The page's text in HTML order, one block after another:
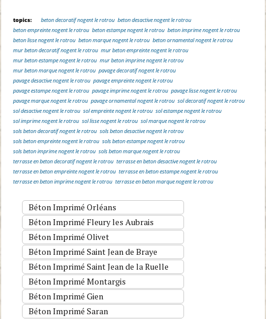
c
h
a
m
p
v
i
d
e
topics: beton decoratif nogent le rotrou beton desactive nogent le rotrou
beton empreinte nogent le rotrou beton estampe nogent le rotrou beton imprime nogent le rotrou
beton lisse nogent le rotrou beton marque nogent le rotrou beton ornamental nogent le rotrou
mur beton decoratif nogent le rotrou mur beton empreinte nogent le rotrou
mur beton estampe nogent le rotrou mur beton imprime nogent le rotrou
mur beton marque nogent le rotrou pavage decoratif nogent le rotrou
pavage desactive nogent le rotrou pavage empreinte nogent le rotrou
pavage estampe nogent le rotrou pavage imprime nogent le rotrou pavage lisse nogent le rotrou
pavage marque nogent le rotrou pavage ornamental nogent le rotrou sol decoratif nogent le rotrou
sol desactive nogent le rotrou sol empreinte nogent le rotrou sol estampe nogent le rotrou
sol imprime nogent le rotrou sol lisse nogent le rotrou sol marque nogent le rotrou
sols beton decoratif nogent le rotrou sols beton desactive nogent le rotrou
sols beton empreinte nogent le rotrou sols beton estampe nogent le rotrou
sols beton imprime nogent le rotrou sols beton marque nogent le rotrou
terrasse en beton decoratif nogent le rotrou terrasse en beton desactive nogent le rotrou
terrasse en beton empreinte nogent le rotrou terrasse en beton estampe nogent le rotrou
terrasse en beton imprime nogent le rotrou terrasse en beton marque nogent le rotrou
Béton Imprimé Orléans
Béton Imprimé Fleury les Aubrais
Béton Imprimé Olivet
Béton Imprimé Saint Jean de Braye
Béton Imprimé Saint Jean de la Ruelle
Béton Imprimé Montargis
Béton Imprimé Gien
Béton Imprimé Saran